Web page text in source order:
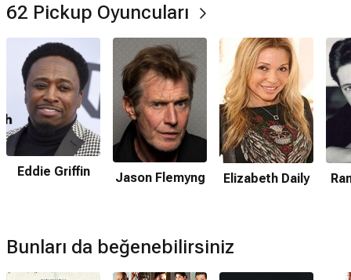
Aksiyon,Dram, Komedi,Suç
Netflix'te var mı?
Hayır. Film Netflix'te yayınlanmamaktadır.
Amazon Prime'da var mı?
Hayır. Film Amazon Prime'da yayınlanmamaktadır.
Müzikleri kime ait?
62 Pickup filmi müzikleriMax Myers,
Guy Harrington
tarafından hazırlanmıştır.
62 Pickup Oyuncuları
Eddie Griffin Jason Flemyng Elizabeth Daily
Bunları da beğenebilirsiniz